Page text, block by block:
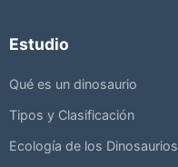
Estudio
Qué es un dinosaurio
Tipos y Clasificación
Ecología de los Dinosaurios